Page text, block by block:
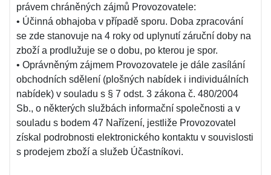
právem chráněných zájmů Provozovatele:
• Účinná obhajoba v případě sporu. Doba zpracování
se zde stanovuje na 4 roky od uplynutí záruční doby na
zboží a prodlužuje se o dobu, po kterou je spor.
• Oprávněným zájmem Provozovatele je dále zasílání
obchodních sdělení (plošných nabídek i individuálních
nabídek) v souladu s § 7 odst. 3 zákona č. 480/2004
Sb., o některých službách informační společnosti a v
souladu s bodem 47 Nařízení, jestliže Provozovatel
získal podrobnosti elektronického kontaktu v souvislosti
s prodejem zboží a služeb Účastníkovi.